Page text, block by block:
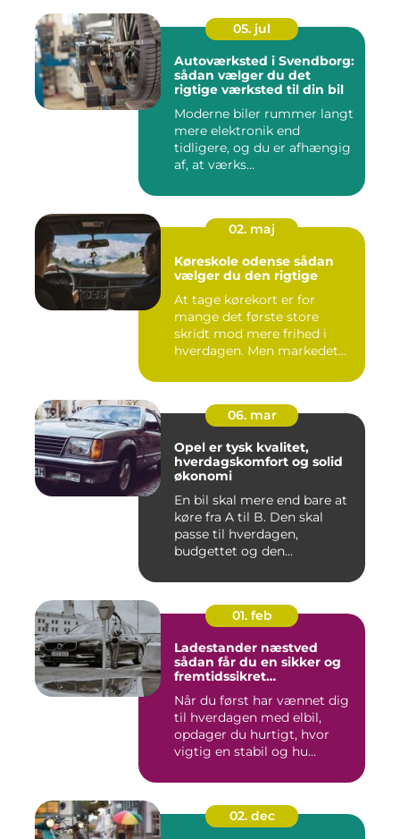
05. jul
Autoværksted i Svendborg:
sådan vælger du det
rigtige værksted til din bil
Moderne biler rummer langt
mere elektronik end
tidligere, og du er afhængig
af, at værks...
02. maj
Køreskole odense sådan
vælger du den rigtige
At tage kørekort er for
mange det første store
skridt mod mere frihed i
hverdagen. Men markedet
06. mar
Opel er tysk kvalitet,
hverdagskomfort og solid
økonomi
En bil skal mere end bare at
køre fra A til B. Den skal
passe til hverdagen,
budgettet og den...
01. feb
Ladestander næstved
sådan får du en sikker og
fremtidssikret
Når du først har vænnet dig
til hverdagen med elbil,
opdager du hurtigt, hvor
vigtig en stabil og hu...
02. dec